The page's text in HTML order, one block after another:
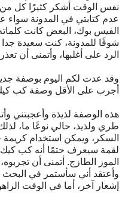
نفس الوقت أشكر كثيرًا كل
عدم كتابتي في المدونة
الفيس بوك، البعض كانت
شوقًا للمدونة، كنت سعيدة
الرد على أغلبها، وأتمنى أن
وقد عدت لكم اليوم بوصفة
أجرب على الأقل وصفة كب
هذه الوصفة لذيذة وأعجبتني
طري ولذيذ، حالي نوعًا ما،
السكر، ويمكن استخدام
لقمة سيعرف حتمًا أنه كب كيك
الموز الطازج. أتمنى أن
وأعتقد أني سأستمر في
إشعار آخر، أما في الوقت